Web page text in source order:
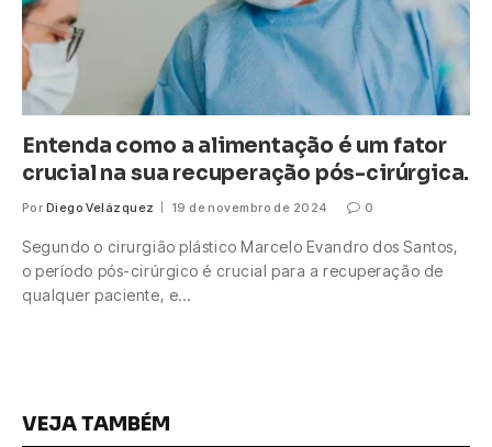
Entenda como a alimentação é um fator
crucial na sua recuperação pós-cirúrgica.
Por Diego Velázquez 19 de novembro de 2024 0
Segundo o cirurgião plástico Marcelo Evandro dos Santos,
o período pós-cirúrgico é crucial para a recuperação de
qualquer paciente, e…
VEJA TAMBÉM